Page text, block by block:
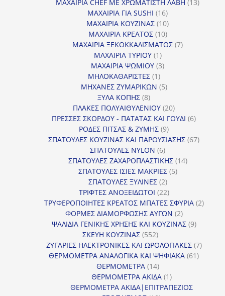
ΜΑΧΑΙΡΙΑ CHEF ΜΕ ΧΡΩΜΑΤΙΣΤΗ ΛΑΒΗ 13
ΜΑΧΑΙΡΙΑ ΓΙΑ SUSHI 1616
προϊόντα
ΜΑΧΑΙΡΙΑ ΚΟΥΖΙΝΑΣ 1010
προϊόντα
ΜΑΧΑΙΡΙΑ ΚΡΕΑΤΟΣ 1010
προϊόντα
ΜΑΧΑΙΡΙΑ ΞΕΚΟΚΚΑΛΙΣΜΑΤΟΣ 77
ΜΑΧΑΙΡΙΑ ΤΥΡΙΟΥ 11
προϊόν
ΜΑΧΑΙΡΙΑ ΨΩΜΙΟΥ 33
ΜΗΛΟΚΑΘΑΡΙΣΤΕΣ 11
προϊόν
ΜΗΧΑΝΕΣ ΖΥΜΑΡΙΚΩΝ 55
ΞΥΛΑ ΚΟΠΗΣ 88
προϊόντα
ΠΛΑΚΕΣ ΠΟΛΥΑΙΘΥΛΕΝΙΟΥ 2020
προϊόντα
ΠΡΕΣΣΕΣ ΣΚΟΡΔΟΥ - ΠΑΤΑΤΑΣ ΚΑΙ ΓΟΥΔΙ 66
ΡΟΔΕΣ ΠΙΤΣΑΣ & ΖΥΜΗΣ 99
προϊόντα
ΣΠΑΤΟΥΛΕΣ ΚΟΥΖΙΝΑΣ ΚΑΙ ΠΑΡΟΥΣΙΑΣΗΣ 6767
ΣΠΑΤΟΥΛΕΣ NYLON 66
προϊόντα
ΣΠΑΤΟΥΛΕΣ ΖΑΧΑΡΟΠΛΑΣΤΙΚΗΣ 1414
ΣΠΑΤΟΥΛΕΣ ΙΣΙΕΣ ΜΑΚΡΙΕΣ 55
ΣΠΑΤΟΥΛΕΣ ΞΥΛΙΝΕΣ 22
προϊόντα
ΤΡΙΦΤΕΣ ΑΝΟΞΕΙΔΩΤΟΙ 2222
προϊόντα
ΤΡΥΦΕΡΟΠΟΙΗΤΕΣ ΚΡΕΑΤΟΣ ΜΠΑΤΕΣ ΣΦΥΡΙΑ 22
ΦΟΡΜΕΣ ΔΙΑΜΟΡΦΩΣΗΣ ΑΥΓΩΝ 22
προϊόντα
ΨΑΛΙΔΙΑ ΓΕΝΙΚΗΣ ΧΡΗΣΗΣ ΚΑΙ ΚΟΥΖΙΝΑΣ 99
ΣΚΕΥΗ ΚΟΥΖΙΝΑΣ 552552
προϊόντα
ΖΥΓΑΡΙΕΣ ΗΛΕΚΤΡΟΝΙΚΕΣ ΚΑΙ ΩΡΟΛΟΓΙΑΚΕΣ 77
ΘΕΡΜΟΜΕΤΡΑ ΑΝΑΛΟΓΙΚΑ ΚΑΙ ΨΗΦΙΑΚΑ 6161
ΘΕΡΜΟΜΕΤΡΑ 1414
προϊόντα
ΘΕΡΜΟΜΕΤΡΑ ΑΚΙΔΑ 11
προϊόν
ΘΕΡΜΟΜΕΤΡΑ ΑΚΙΔΑ|ΕΠΙΤΡΑΠΕΖΙΟΣ